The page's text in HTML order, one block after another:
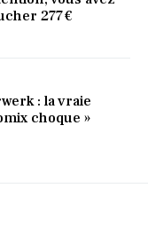
277 €
: la vraie
choque »